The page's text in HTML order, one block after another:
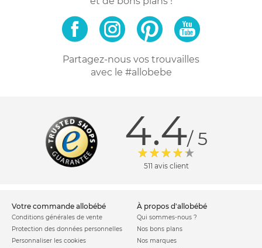
Partagez-nous vos trouvailles
avec le #allobebe
4.4/ 5
511 avis client
votre commande allobébé
Conditions générales de vente
Protection des données personnelles
Personnaliser les cookies
à propos d'allobébé
Qui sommes-nous ?
Nos bons plans
Nos marques